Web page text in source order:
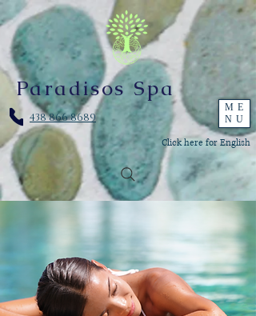
Click here for English
Paradisos Spa
438 866 8689
ME
NU